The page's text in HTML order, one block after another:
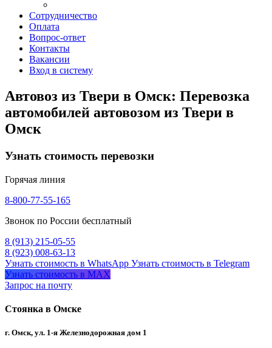
Сотрудничество
Оплата
Вопрос-ответ
Контакты
Вакансии
Вход в систему
Автовоз из Твери в Омск: Перевозка
автомобилей автовозом из Твери в
Омск
Узнать стоимость перевозки
Горячая линия
8-800-77-55-165
Звонок по России бесплатный
8 (913) 215-05-55
8 (923) 008-63-13
Узнать стоимость в WhatsApp Узнать стоимость в Telegram
Узнать стоимость в MAX
Запрос на почту
Стоянка в Омске
г. Омск, ул. 1-я Железнодорожная дом 1